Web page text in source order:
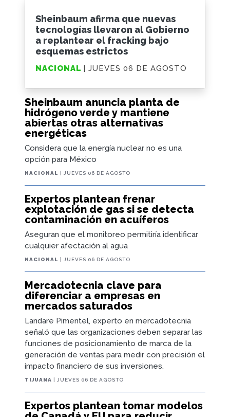
Sheinbaum anuncia planta de
hidrógeno verde y mantiene
abiertas otras alternativas
energéticas
Considera que la energía nuclear no es una
opción para México
NACIONAL | JUEVES 06 DE AGOSTO
Expertos plantean frenar
explotación de gas si se detecta
contaminación en acuíferos
Aseguran que el monitoreo permitiría identificar
cualquier afectación al agua
NACIONAL | JUEVES 06 DE AGOSTO
Mercadotecnia clave para
diferenciar a empresas en
mercados saturados
Landare Pimentel, experto en mercadotecnia
señaló que las organizaciones deben separar las
funciones de posicionamiento de marca de la
generación de ventas para medir con precisión el
impacto financiero de sus inversiones.
TIJUANA | JUEVES 06 DE AGOSTO
Expertos plantean tomar modelos
Sheinbaum afirma que nuevas
tecnologías llevaron al Gobierno
a replantear el fracking bajo
esquemas estrictos
NACIONAL | JUEVES 06 DE AGOSTO